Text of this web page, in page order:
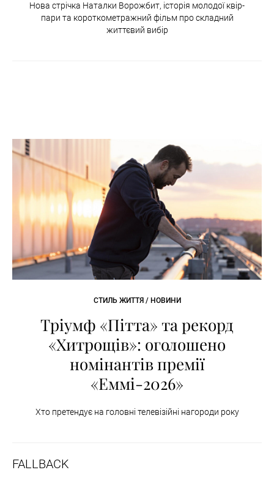
Нова стрічка Наталки Ворожбит, історія молодої квір-
пари та короткометражний фільм про складний
життєвий вибір
СТИЛЬ ЖИТТЯ / НОВИНИ
Тріумф «Пітта» та рекорд
«Хитрощів»: оголошено
номінантів премії
«Еммі-2026»
Хто претендує на головні телевізійні нагороди року
FALLBACK